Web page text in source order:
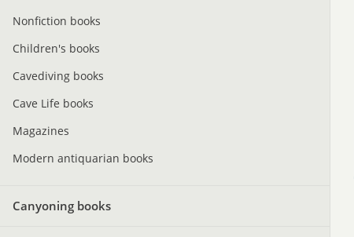
Nonfiction books
Children's books
Cavediving books
Cave Life books
Magazines
Modern antiquarian books
Canyoning books